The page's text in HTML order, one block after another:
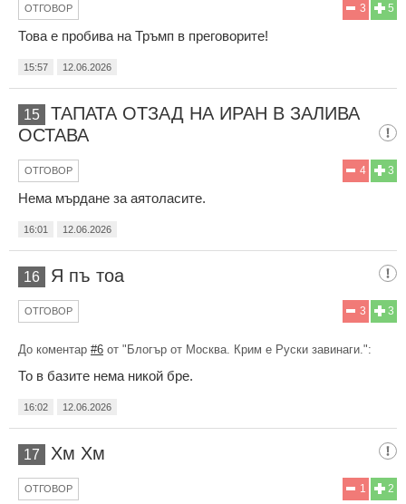
5
3
ОТГОВОР
Това е пробива на Тръмп в преговорите!
15:57 12.06.2026
15
ТАПАТА ОТЗАД НА ИРАН В ЗАЛИВА
ОСТАВА
3
4
ОТГОВОР
Нема мърдане за аятоласите.
16:01 12.06.2026
16 Я пъ тоа
3
3
ОТГОВОР
До коментар #6 от "Блогър от Москва. Крим е Руски завинаги.":
То в базите нема никой бре.
16:02 12.06.2026
17 Хм Хм
2
1
ОТГОВОР